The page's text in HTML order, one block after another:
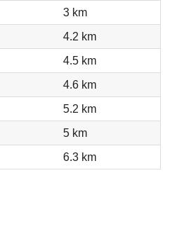
3 km
4.2 km
4.5 km
4.6 km
5.2 km
5 km
6.3 km